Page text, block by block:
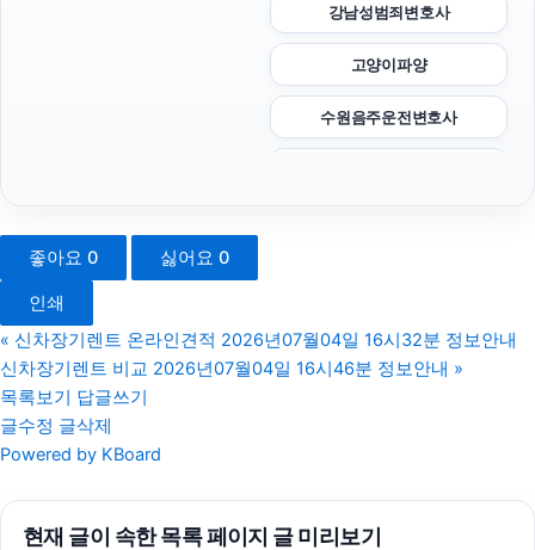
강남성범죄변호사
고양이파양
수원음주운전변호사
재산분할
은평구하수구막힘
좋아요 0 싫어요 0
인쇄
« 신차장기렌트 온라인견적 2026년07월04일 16시32분 정보안내
신차장기렌트 비교 2026년07월04일 16시46분 정보안내 »
목록보기 답글쓰기
글수정 글삭제
Powered by KBoard
현재 글이 속한 목록 페이지 글 미리보기